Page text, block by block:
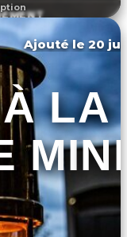
Ajouté le 20
LA